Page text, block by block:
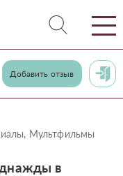
Добавить отзыв
Мультфильмы
в